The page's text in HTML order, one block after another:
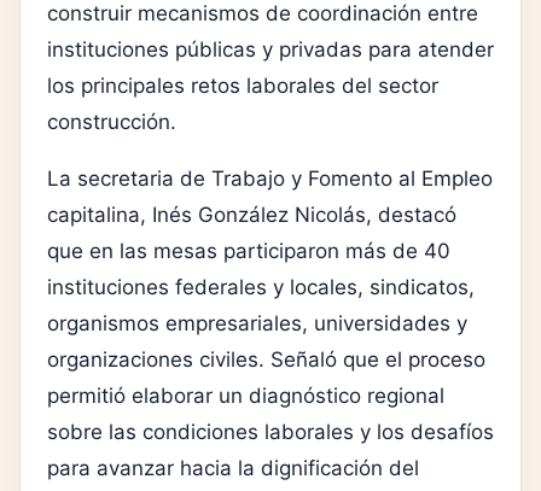
construir mecanismos de coordinación entre
instituciones públicas y privadas para atender
los principales retos laborales del sector
construcción.
La secretaria de Trabajo y Fomento al Empleo
capitalina, Inés González Nicolás, destacó
que en las mesas participaron más de 40
instituciones federales y locales, sindicatos,
organismos empresariales, universidades y
organizaciones civiles. Señaló que el proceso
permitió elaborar un diagnóstico regional
sobre las condiciones laborales y los desafíos
para avanzar hacia la dignificación del